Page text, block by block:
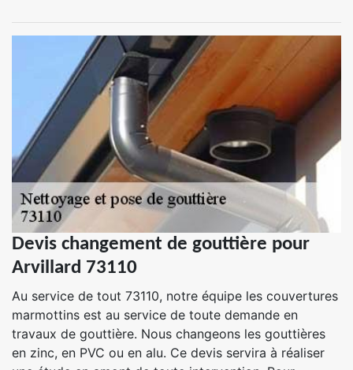
Devis changement de gouttière pour
Arvillard 73110
Au service de tout 73110, notre équipe les couvertures
marmottins est au service de toute demande en
travaux de gouttière. Nous changeons les gouttières
en zinc, en PVC ou en alu. Ce devis servira à réaliser